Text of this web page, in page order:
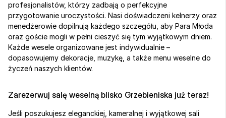
profesjonalistów, którzy zadbają o perfekcyjne
przygotowanie uroczystości. Nasi doświadczeni kelnerzy oraz
menedżerowie dopilnują każdego szczegółu, aby Para Młoda
oraz goście mogli w pełni cieszyć się tym wyjątkowym dniem.
Każde wesele organizowane jest indywidualnie –
dopasowujemy dekoracje, muzykę, a także menu weselne do
życzeń naszych klientów.
Zarezerwuj salę weselną blisko Grzebieniska już teraz!
Jeśli poszukujesz eleganckiej, kameralnej i wyjątkowej sali